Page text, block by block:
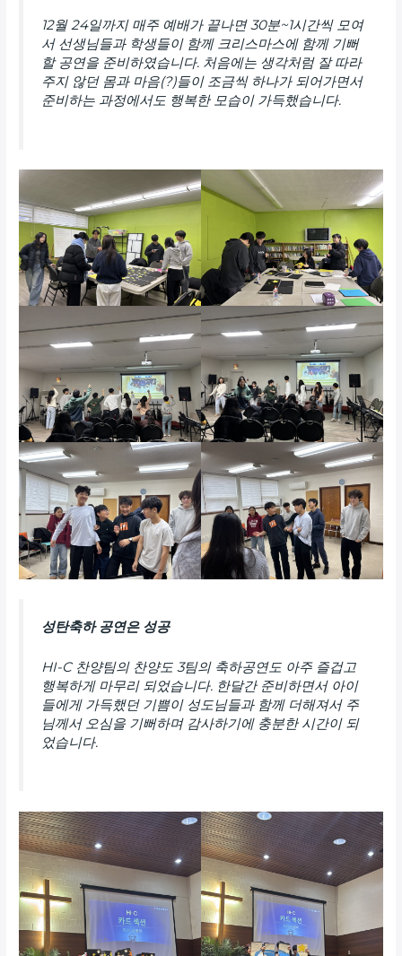
12월 24일까지 매주 예배가 끝나면 30분~1시간씩 모여
서 선생님들과 학생들이 함께 크리스마스에 함께 기뻐
할 공연을 준비하였습니다. 처음에는 생각처럼 잘 따라
주지 않던 몸과 마음(?)들이 조금씩 하나가 되어가면서
준비하는 과정에서도 행복한 모습이 가득했습니다.
성탄축하 공연은 성공
HI-C 찬양팀의 찬양도 3팀의 축하공연도 아주 즐겁고
행복하게 마무리 되었습니다. 한달간 준비하면서 아이
들에게 가득했던 기쁨이 성도님들과 함께 더해져서 주
님께서 오심을 기뻐하며 감사하기에 충분한 시간이 되
었습니다.